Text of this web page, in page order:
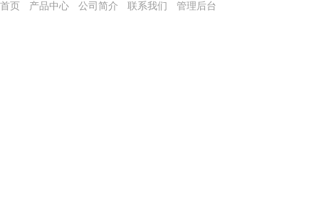
首页 产品中心 公司简介 联系我们 管理后台